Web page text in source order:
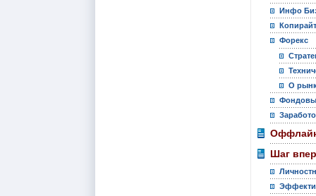
Инфо
Форекс
О
Шаг